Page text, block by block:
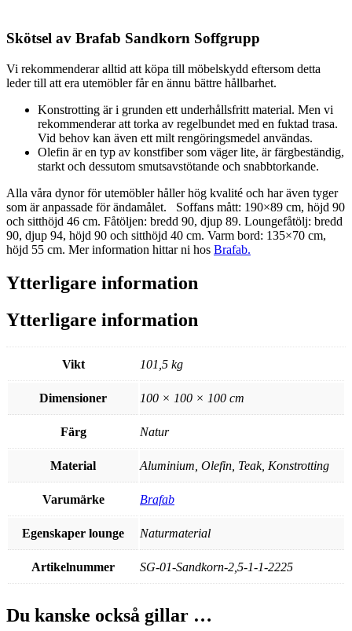
Skötsel av Brafab Sandkorn Soffgrupp
Vi rekommenderar alltid att köpa till möbelskydd eftersom detta
leder till att era utemöbler får en ännu bättre hållbarhet.
Konstrotting är i grunden ett underhållsfritt material. Men vi
rekommenderar att torka av regelbundet med en fuktad trasa.
Vid behov kan även ett milt rengöringsmedel användas.
Olefin är en typ av konstfiber som väger lite, är färgbeständig,
starkt och dessutom smutsavstötande och snabbtorkande.
Alla våra dynor för utemöbler håller hög kvalité och har även tyger
som är anpassade för ändamålet. Soffans mått: 190×89 cm, höjd 90
och sitthöjd 46 cm. Fåtöljen: bredd 90, djup 89. Loungefåtölj: bredd
90, djup 94, höjd 90 och sitthöjd 40 cm. Varm bord: 135×70 cm,
höjd 55 cm. Mer information hittar ni hos Brafab.
Ytterligare information
Ytterligare information
Vikt 101,5 kg
Dimensioner 100 × 100 × 100 cm
Färg Natur
Material Aluminium, Olefin, Teak, Konstrotting
Varumärke Brafab
Egenskaper lounge Naturmaterial
Artikelnummer SG-01-Sandkorn-2,5-1-1-2225
Du kanske också gillar …